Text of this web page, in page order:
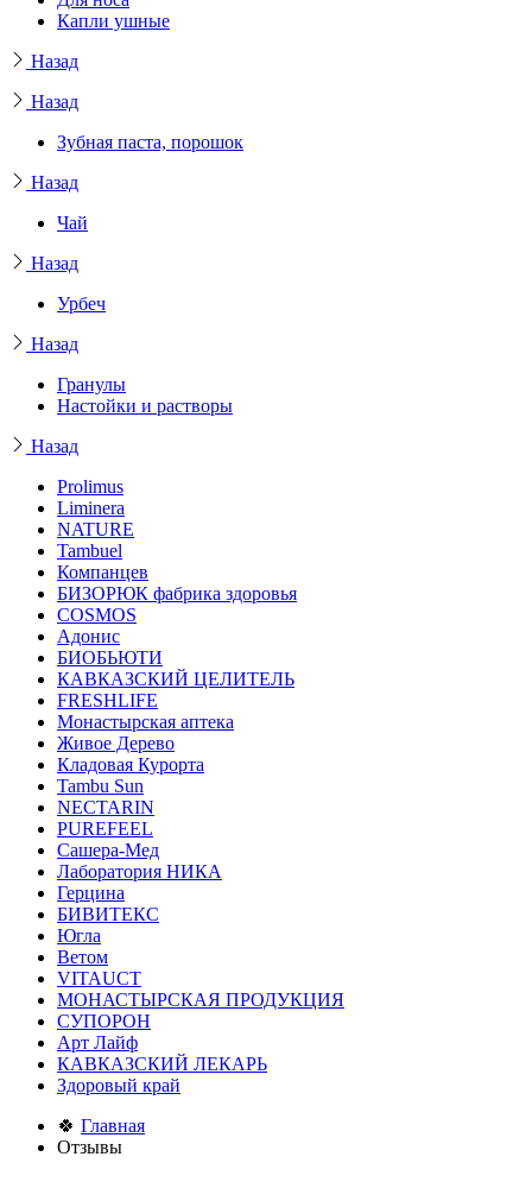
Капли ушные
Назад
Назад
Зубная паста, порошок
Назад
Чай
Назад
Урбеч
Назад
Гранулы
Настойки и растворы
Назад
Prolimus
Liminera
NATURE
Tambuel
Компанцев
БИЗОРЮК фабрика здоровья
COSMOS
Адонис
БИОБЬЮТИ
КАВКАЗСКИЙ ЦЕЛИТЕЛЬ
FRESHLIFE
Монастырская аптека
Живое Дерево
Кладовая Курорта
Tambu Sun
NECTARIN
PUREFEEL
Сашера-Мед
Лаборатория НИКА
Герцина
БИВИТЕКС
Югла
Ветом
VITAUCT
МОНАСТЫРСКАЯ ПРОДУКЦИЯ
СУПОРОН
Арт Лайф
КАВКАЗСКИЙ ЛЕКАРЬ
Здоровый край
🍀 Главная
Отзывы